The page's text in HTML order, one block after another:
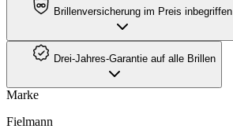
Brillenversicherung im Preis inbegriffen
Drei-Jahres-Garantie auf alle Brillen
Marke
Fielmann